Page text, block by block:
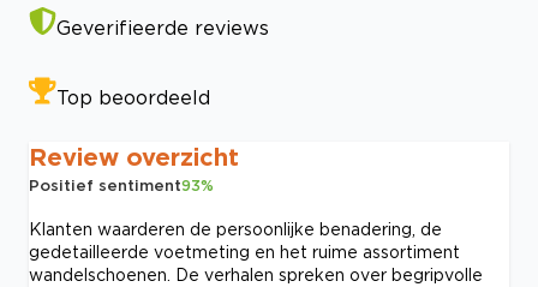
Geverifieerde reviews
Top beoordeeld
Review overzicht
Positief sentiment93%
Klanten waarderen de persoonlijke benadering, de
gedetailleerde voetmeting en het ruime assortiment
wandelschoenen. De verhalen spreken over begripvolle